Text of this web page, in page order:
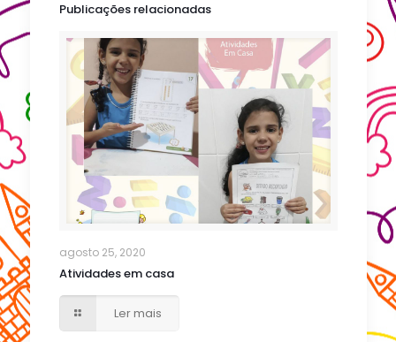
Publicações relacionadas
agosto 25, 2020
Atividades em casa
Ler mais